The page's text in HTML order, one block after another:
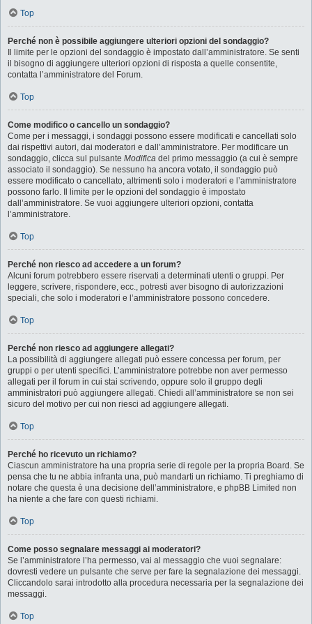
Top
Perché non è possibile aggiungere ulteriori opzioni del sondaggio?
Il limite per le opzioni del sondaggio è impostato dall’amministratore. Se senti
il bisogno di aggiungere ulteriori opzioni di risposta a quelle consentite,
contatta l’amministratore del Forum.
Top
Come modifico o cancello un sondaggio?
Come per i messaggi, i sondaggi possono essere modificati e cancellati solo
dai rispettivi autori, dai moderatori e dall’amministratore. Per modificare un
sondaggio, clicca sul pulsante Modifica del primo messaggio (a cui è sempre
associato il sondaggio). Se nessuno ha ancora votato, il sondaggio può
essere modificato o cancellato, altrimenti solo i moderatori e l’amministratore
possono farlo. Il limite per le opzioni del sondaggio è impostato
dall’amministratore. Se vuoi aggiungere ulteriori opzioni, contatta
l’amministratore.
Top
Perché non riesco ad accedere a un forum?
Alcuni forum potrebbero essere riservati a determinati utenti o gruppi. Per
leggere, scrivere, rispondere, ecc., potresti aver bisogno di autorizzazioni
speciali, che solo i moderatori e l’amministratore possono concedere.
Top
Perché non riesco ad aggiungere allegati?
La possibilità di aggiungere allegati può essere concessa per forum, per
gruppi o per utenti specifici. L’amministratore potrebbe non aver permesso
allegati per il forum in cui stai scrivendo, oppure solo il gruppo degli
amministratori può aggiungere allegati. Chiedi all’amministratore se non sei
sicuro del motivo per cui non riesci ad aggiungere allegati.
Top
Perché ho ricevuto un richiamo?
Ciascun amministratore ha una propria serie di regole per la propria Board. Se
pensa che tu ne abbia infranta una, può mandarti un richiamo. Ti preghiamo di
notare che questa è una decisione dell’amministratore, e phpBB Limited non
ha niente a che fare con questi richiami.
Top
Come posso segnalare messaggi ai moderatori?
Se l’amministratore l’ha permesso, vai al messaggio che vuoi segnalare:
dovresti vedere un pulsante che serve per fare la segnalazione dei messaggi.
Cliccandolo sarai introdotto alla procedura necessaria per la segnalazione dei
messaggi.
Top